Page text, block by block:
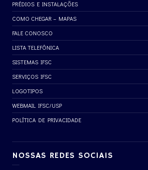
PRÉDIOS E INSTALAÇÕES
COMO CHEGAR – MAPAS
FALE CONOSCO
LISTA TELEFÔNICA
SISTEMAS IFSC
SERVIÇOS IFSC
LOGOTIPOS
WEBMAIL IFSC/USP
POLÍTICA DE PRIVACIDADE
NOSSAS REDES SOCIAIS